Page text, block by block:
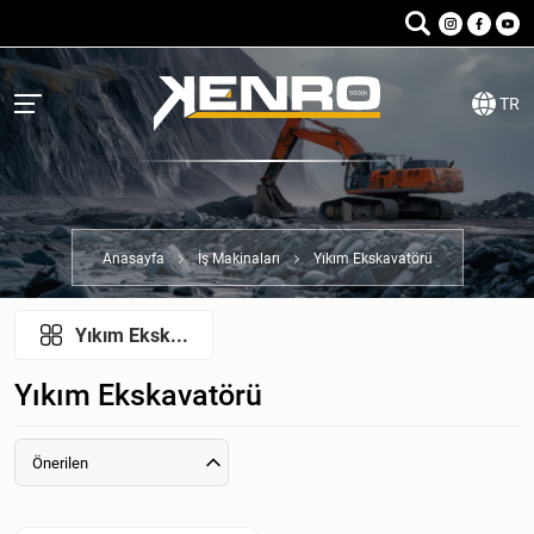
TR
Anasayfa İş Makinaları Yıkım Ekskavatörü
Yıkım Eksk...
Yıkım Ekskavatörü
Önerilen